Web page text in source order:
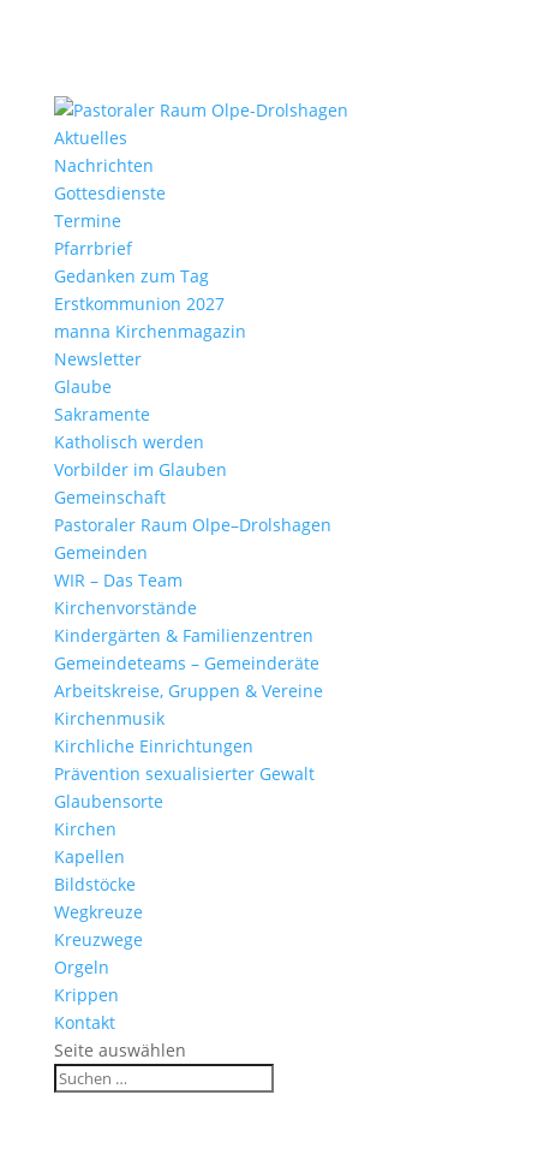
Aktu­elles
Nach­richten
Gottes­dienste
Termine
Pfarr­brief
Gedanken zum Tag
Erst­kom­mu­nion 2027
manna Kirchen­ma­gazin
News­letter
Glaube
Sakra­mente
Katho­lisch werden
Vorbilder im Glauben
Gemein­schaft
Pasto­raler Raum Olpe–Drolshagen
Gemeinden
WIR – Das Team
Kirchen­vor­stände
Kinder­gärten & Familienzentren
Gemein­de­teams – Gemeinderäte
Arbeits­kreise, Gruppen & Vereine
Kirchen­musik
Kirch­liche Einrichtungen
Präven­tion sexua­li­sierter Gewalt
Glau­ben­s­orte
Kirchen
Kapellen
Bild­stöcke
Wegkreuze
Kreuz­wege
Orgeln
Krippen
Kontakt
Seite auswählen